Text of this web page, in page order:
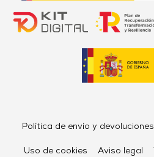
Política de envío y devoluciones
Uso de cookies Aviso legal